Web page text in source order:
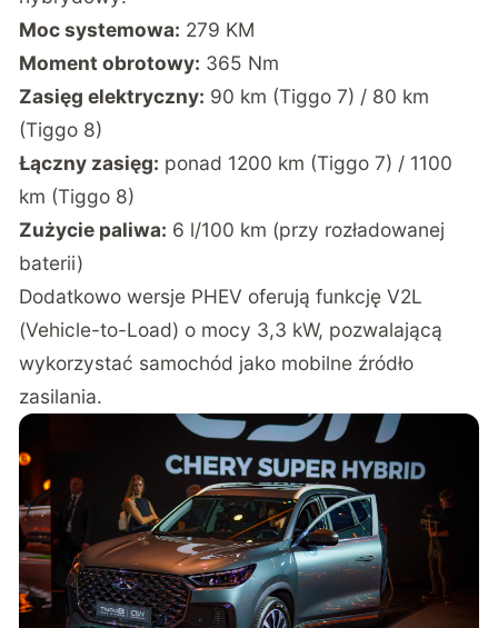
Moc systemowa: 279 KM
Moment obrotowy: 365 Nm
Zasięg elektryczny: 90 km (Tiggo 7) / 80 km
(Tiggo 8)
Łączny zasięg: ponad 1200 km (Tiggo 7) / 1100
km (Tiggo 8)
Zużycie paliwa: 6 l/100 km (przy rozładowanej
baterii)
Dodatkowo wersje PHEV oferują funkcję V2L
(Vehicle-to-Load) o mocy 3,3 kW, pozwalającą
wykorzystać samochód jako mobilne źródło
zasilania.